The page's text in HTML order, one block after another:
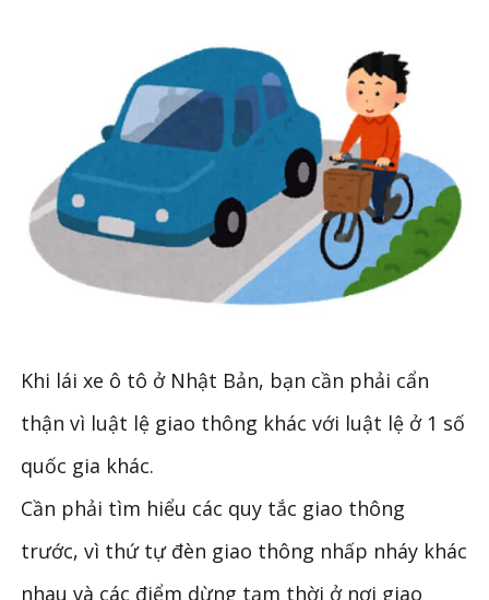
Khi lái xe ô tô ở Nhật Bản, bạn cần phải cẩn
thận vì luật lệ giao thông khác với luật lệ ở 1 số
quốc gia khác.
Cần phải tìm hiểu các quy tắc giao thông
trước, vì thứ tự đèn giao thông nhấp nháy khác
nhau và các điểm dừng tạm thời ở nơi giao